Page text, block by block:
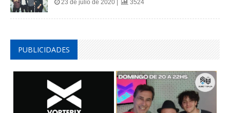
23 de julio de 2020 | 3524
PUBLICIDADES